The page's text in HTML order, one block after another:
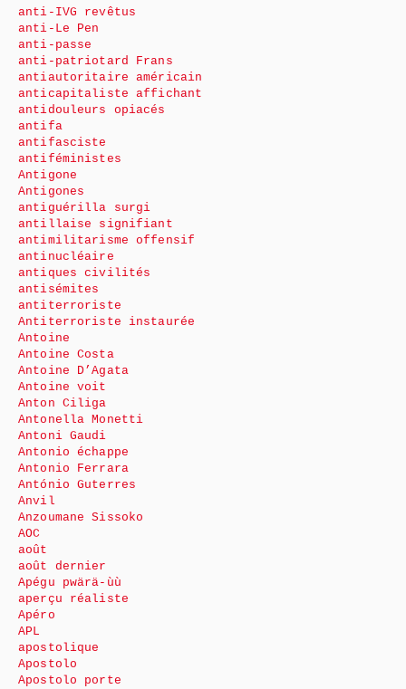
anti-IVG revêtus
anti-Le Pen
anti-passe
anti-patriotard Frans
antiautoritaire américain
anticapitaliste affichant
antidouleurs opiacés
antifa
antifasciste
antiféministes
Antigone
Antigones
antiguérilla surgi
antillaise signifiant
antimilitarisme offensif
antinucléaire
antiques civilités
antisémites
antiterroriste
Antiterroriste instaurée
Antoine
Antoine Costa
Antoine D’Agata
Antoine voit
Anton Ciliga
Antonella Monetti
Antoni Gaudi
Antonio échappe
Antonio Ferrara
António Guterres
Anvil
Anzoumane Sissoko
AOC
août
août dernier
Apégu pwärä-ùù
aperçu réaliste
Apéro
APL
apostolique
Apostolo
Apostolo porte